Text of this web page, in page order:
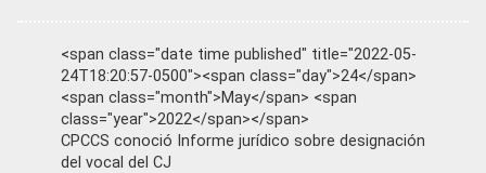
<span class="date time published" title="2022-05-
24T18:20:57-0500"><span class="day">24</span>
<span class="month">May</span> <span
class="year">2022</span></span>
CPCCS conoció Informe jurídico sobre designación
del vocal del CJ